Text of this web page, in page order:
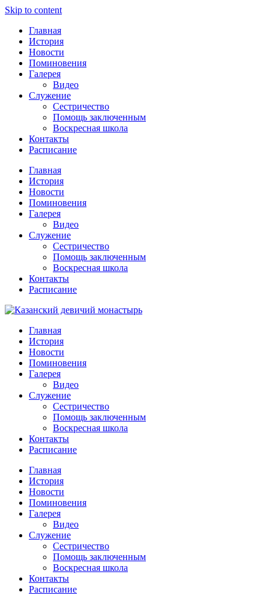
Skip to content
Главная
История
Новости
Поминовения
Галерея
Видео
Служение
Сестричество
Помощь заключенным
Воскресная школа
Контакты
Расписание
Главная
История
Новости
Поминовения
Галерея
Видео
Служение
Сестричество
Помощь заключенным
Воскресная школа
Контакты
Расписание
Главная
История
Новости
Поминовения
Галерея
Видео
Служение
Сестричество
Помощь заключенным
Воскресная школа
Контакты
Расписание
Главная
История
Новости
Поминовения
Галерея
Видео
Служение
Сестричество
Помощь заключенным
Воскресная школа
Контакты
Расписание